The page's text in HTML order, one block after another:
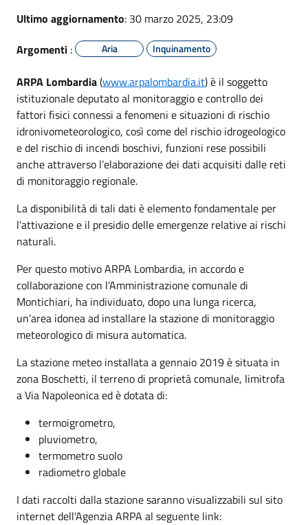
Ultimo aggiornamento: 30 marzo 2025, 23:09
Argomenti : Aria Inquinamento
ARPA Lombardia(www.arpalombardia.it) è il soggetto
istituzionale deputato al monitoraggio e controllo dei
fattori fisici connessi a fenomeni e situazioni di rischio
idronivometeorologico, così come del rischio idrogeologico
e del rischio di incendi boschivi, funzioni rese possibili
anche attraverso l’elaborazione dei dati acquisiti dalle reti
di monitoraggio regionale.
La disponibilità di tali dati è elemento fondamentale per
l’attivazione e il presidio delle emergenze relative ai rischi
naturali.
Per questo motivo ARPA Lombardia, in accordo e
collaborazione con l’Amministrazione comunale di
Montichiari, ha individuato, dopo una lunga ricerca,
un’area idonea ad installare la stazione di monitoraggio
meteorologico di misura automatica.
La stazione meteo installata a gennaio 2019 è situata in
zona Boschetti, il terreno di proprietà comunale, limitrofa
a Via Napoleonica ed è dotata di:
termoigrometro,
pluviometro,
termometro suolo
radiometro globale
I dati raccolti dalla stazione saranno visualizzabili sul sito
internet dell'Agenzia ARPA al seguente link: